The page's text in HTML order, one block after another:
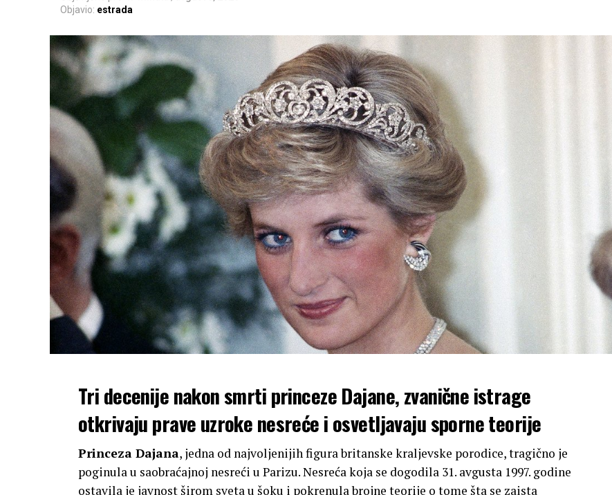
Objavio: estrada
Tri decenije nakon smrti princeze Dajane, zvanične istrage
otkrivaju prave uzroke nesreće i osvetljavaju sporne teorije
Princeza Dajana, jedna od najvoljenijih figura britanske kraljevske porodice, tragično je
poginula u saobraćajnoj nesreći u Parizu. Nesreća koja se dogodila 31. avgusta 1997. godine
ostavila je javnost širom sveta u šoku i pokrenula brojne teorije o tome šta se zaista